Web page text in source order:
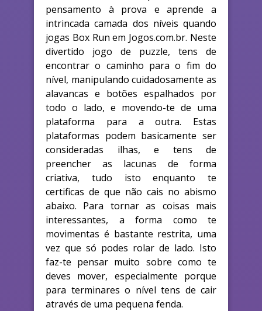
pensamento à prova e aprende a
intrincada camada dos níveis quando
jogas Box Run em Jogos.com.br. Neste
divertido jogo de puzzle, tens de
encontrar o caminho para o fim do
nível, manipulando cuidadosamente as
alavancas e botões espalhados por
todo o lado, e movendo-te de uma
plataforma para a outra. Estas
plataformas podem basicamente ser
consideradas ilhas, e tens de
preencher as lacunas de forma
criativa, tudo isto enquanto te
certificas de que não cais no abismo
abaixo. Para tornar as coisas mais
interessantes, a forma como te
movimentas é bastante restrita, uma
vez que só podes rolar de lado. Isto
faz-te pensar muito sobre como te
deves mover, especialmente porque
para terminares o nível tens de cair
através de uma pequena fenda.